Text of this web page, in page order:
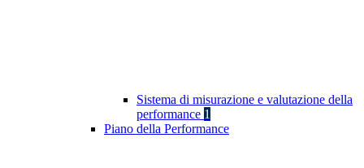
Sistema di misurazione e valutazione della
performance 1
Piano della Performance